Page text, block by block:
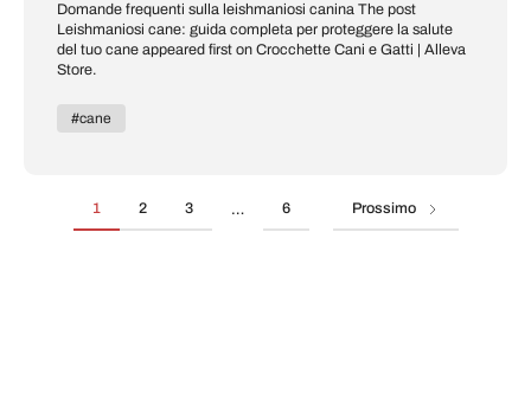
Domande frequenti sulla leishmaniosi canina The post
Leishmaniosi cane: guida completa per proteggere la salute
del tuo cane appeared first on Crocchette Cani e Gatti | Alleva
Store.
#cane
1 2 3 … 6 Prossimo